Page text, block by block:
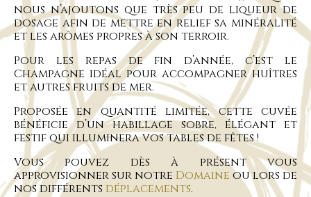
nous n’ajoutons que très peu de liqueur de
dosage afin de mettre en relief sa minéralité
et les arômes propres à son terroir.
Pour les repas de fin d’année, c’est le
Champagne idéal pour accompagner huîtres
et autres fruits de mer.
Proposée en quantité limitée, cette cuvée
bénéficie d’un habillage sobre, élégant et
festif qui illuminera vos tables de fêtes !
Vous pouvez dès à présent vous
approvisionner sur notre Domaine ou lors de
nos différents déplacements.